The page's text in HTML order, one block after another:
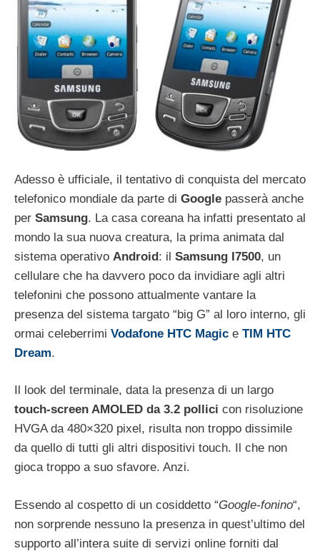
Adesso è ufficiale, il tentativo di conquista del mercato
telefonico mondiale da parte di Google passerà anche
per Samsung. La casa coreana ha infatti presentato al
mondo la sua nuova creatura, la prima animata dal
sistema operativo Android: il Samsung I7500, un
cellulare che ha davvero poco da invidiare agli altri
telefonini che possono attualmente vantare la
presenza del sistema targato “big G” al loro interno, gli
ormai celeberrimi Vodafone HTC Magic e TIM HTC
Dream.
Il look del terminale, data la presenza di un largo
touch-screen AMOLED da 3.2 pollici con risoluzione
HVGA da 480×320 pixel, risulta non troppo dissimile
da quello di tutti gli altri dispositivi touch. Il che non
gioca troppo a suo sfavore. Anzi.
Essendo al cospetto di un cosiddetto “Google-fonino“,
non sorprende nessuno la presenza in quest’ultimo del
supporto all’intera suite di servizi online forniti dal